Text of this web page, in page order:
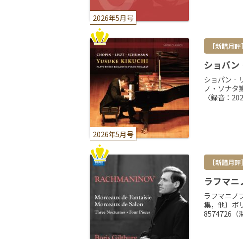
2026年5月号
2026年5月号
［新譜月
ショパ
ショパン‐
ノ・ソナタ
〈録音：
［新譜月
ラフマ
ラフマニノ
集，他〕ボ
8574726（